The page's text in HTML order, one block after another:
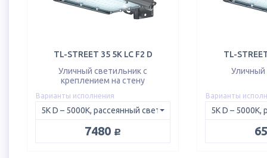
TL-STREET 35 5K LC F2 D
Уличный светильник с
креплением на стену
Варианты исполнения
7480 руб.
TL-
Уличный
Варианты